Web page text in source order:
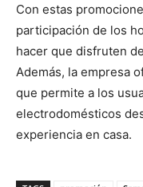
Con estas
participación de los
hacer que disfruten
Además, la empresa
que permite a los
electrodomésticos
experiencia en casa.